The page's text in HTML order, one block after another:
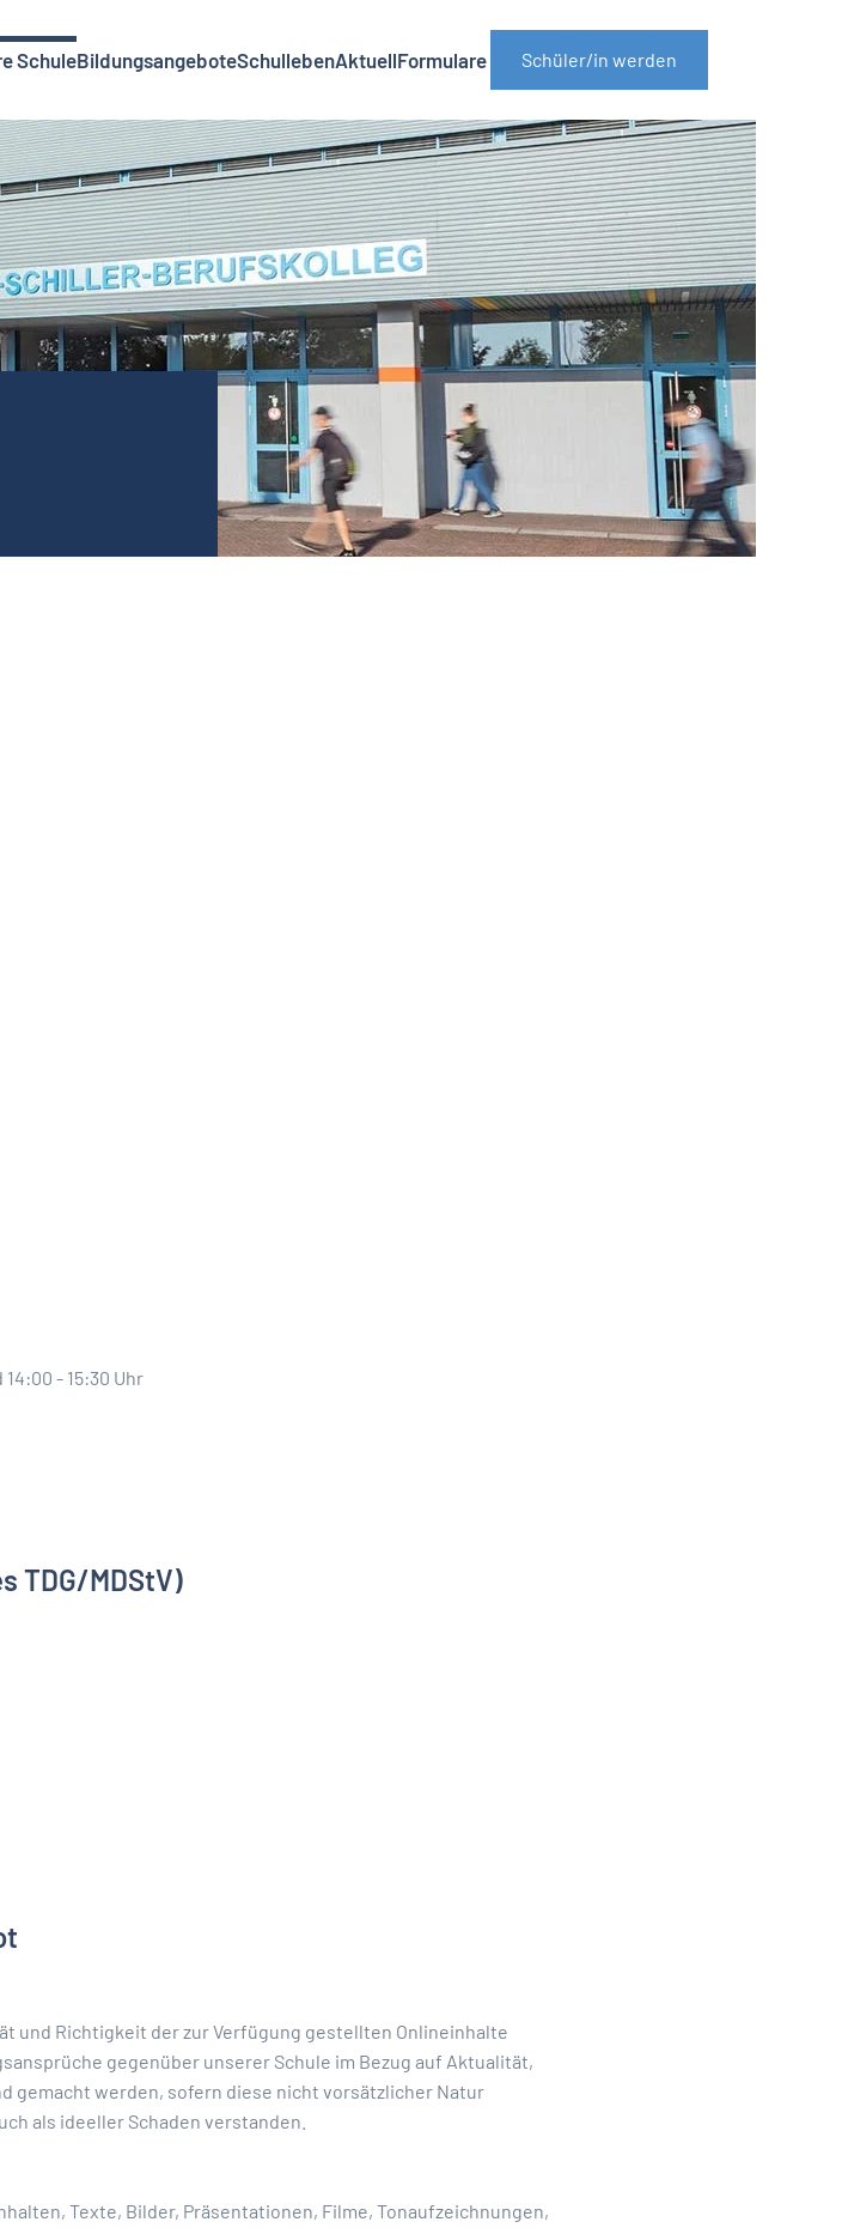
SchuleBildungsangeboteSchullebenAktuellFormulare Schüler/in werden
- 15:30 Uhr
TDG/MDStV)
und Richtigkeit der zur Verfügung gestellten Onlineinhalte
gegenüber unserer Schule im Bezug auf Aktualität,
gemacht werden, sofern diese nicht vorsätzlicher Natur
als ideeller Schaden verstanden.
Texte, Bilder, Präsentationen, Filme, Tonaufzeichnungen,